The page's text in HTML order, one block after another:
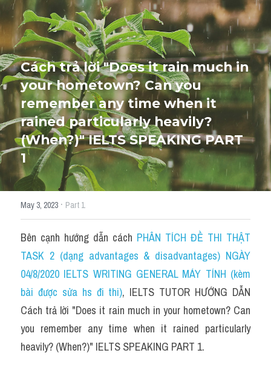
HỌC THỬ
Cách trả lời "Does it rain much in
your hometown? Can you
remember any time when it
rained particularly heavily?
(When?)" IELTS SPEAKING PART
1
May 3, 2023 · Part 1
Bên cạnh hướng dẫn cách PHÂN TÍCH ĐỀ THI THẬT
TASK 2 (dạng advantages & disadvantages) NGÀY
04/8/2020 IELTS WRITING GENERAL MÁY TÍNH (kèm
bài được sửa hs đi thi), IELTS TUTOR HƯỚNG DẪN
Cách trả lời "Does it rain much in your hometown? Can
you remember any time when it rained particularly
heavily? (When?)" IELTS SPEAKING PART 1.